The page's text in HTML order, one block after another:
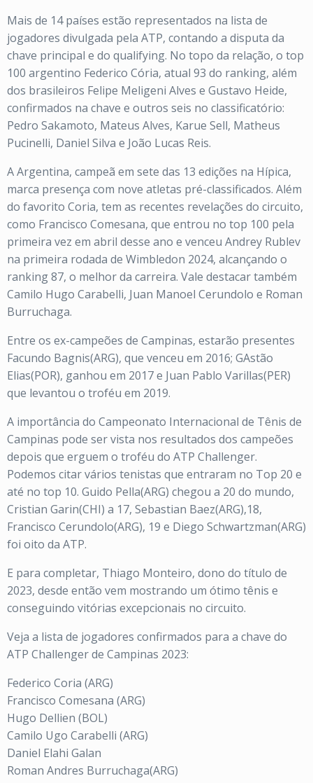
Mais de 14 países estão representados na lista de
jogadores divulgada pela ATP, contando a disputa da
chave principal e do qualifying. No topo da relação, o top
100 argentino Federico Cória, atual 93 do ranking, além
dos brasileiros Felipe Meligeni Alves e Gustavo Heide,
confirmados na chave e outros seis no classificatório:
Pedro Sakamoto, Mateus Alves, Karue Sell, Matheus
Pucinelli, Daniel Silva e João Lucas Reis.
A Argentina, campeã em sete das 13 edições na Hípica,
marca presença com nove atletas pré-classificados. Além
do favorito Coria, tem as recentes revelações do circuito,
como Francisco Comesana, que entrou no top 100 pela
primeira vez em abril desse ano e venceu Andrey Rublev
na primeira rodada de Wimbledon 2024, alcançando o
ranking 87, o melhor da carreira. Vale destacar também
Camilo Hugo Carabelli, Juan Manoel Cerundolo e Roman
Burruchaga.
Entre os ex-campeões de Campinas, estarão presentes
Facundo Bagnis(ARG), que venceu em 2016; GAstão
Elias(POR), ganhou em 2017 e Juan Pablo Varillas(PER)
que levantou o troféu em 2019.
A importância do Campeonato Internacional de Tênis de
Campinas pode ser vista nos resultados dos campeões
depois que erguem o troféu do ATP Challenger.
Podemos citar vários tenistas que entraram no Top 20 e
até no top 10. Guido Pella(ARG) chegou a 20 do mundo,
Cristian Garin(CHI) a 17, Sebastian Baez(ARG),18,
Francisco Cerundolo(ARG), 19 e Diego Schwartzman(ARG)
foi oito da ATP.
E para completar, Thiago Monteiro, dono do título de
2023, desde então vem mostrando um ótimo tênis e
conseguindo vitórias excepcionais no circuito.
Veja a lista de jogadores confirmados para a chave do
ATP Challenger de Campinas 2023:
Federico Coria (ARG)
Francisco Comesana (ARG)
Hugo Dellien (BOL)
Camilo Ugo Carabelli (ARG)
Daniel Elahi Galan
Roman Andres Burruchaga(ARG)